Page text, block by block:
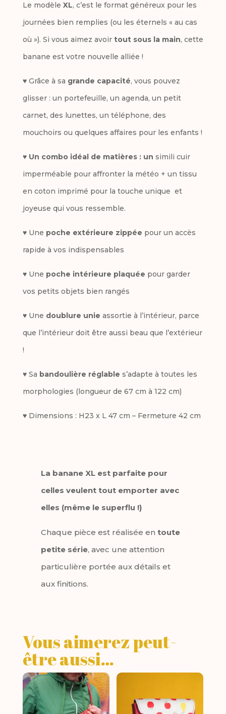
Les
Pommes
n
a
Le modèle XL, c’est le format généreux pour les
journées bien remplies (ou les éternels « au cas
où »). Si vous aimez avoir tout sous la main, cette
banane est votre nouvelle alliée !
♥ Grâce à sa grande capacité, vous pouvez
glisser : un portefeuille, un agenda, un petit
carnet, des lunettes, un téléphone, des
mouchoirs ou quelques affaires pour les enfants !
♥ Un combo idéal de matières : un simili cuir
imperméable pour affronter la météo + un tissu
en coton imprimé pour la touche unique et
joyeuse qui vous ressemble.
♥ Une poche extérieure zippée pour un accès
rapide à vos indispensables
♥ Une poche intérieure plaquée pour garder
vos petits objets bien rangés
♥ Une doublure unie assortie à l’intérieur, parce
que l’intérieur doit être aussi beau que l’extérieur
!
♥ Sa bandoulière réglable s’adapte à toutes les
morphologies (longueur de 67 cm à 122 cm)
♥ Dimensions : H23 x L 47 cm – Fermeture 42 cm
La banane XL est parfaite pour
celles veulent tout emporter avec
elles (même le superflu !)
Chaque pièce est réalisée en toute
petite série, avec une attention
particulière portée aux détails et
aux finitions.
Vous aimerez peut-
être aussi…